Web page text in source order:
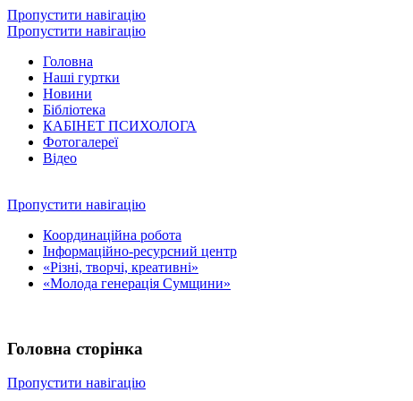
Пропустити навігацію
Пропустити навігацію
Головна
Наші гуртки
Новини
Бібліотека
КАБІНЕТ ПСИХОЛОГА
Фотогалереї
Відео
Пропустити навігацію
Координаційна робота
Інформаційно-ресурсний центр
«Різні, творчі, креативні»
«Молода генерація Сумщини»
Головна сторінка
Пропустити навігацію